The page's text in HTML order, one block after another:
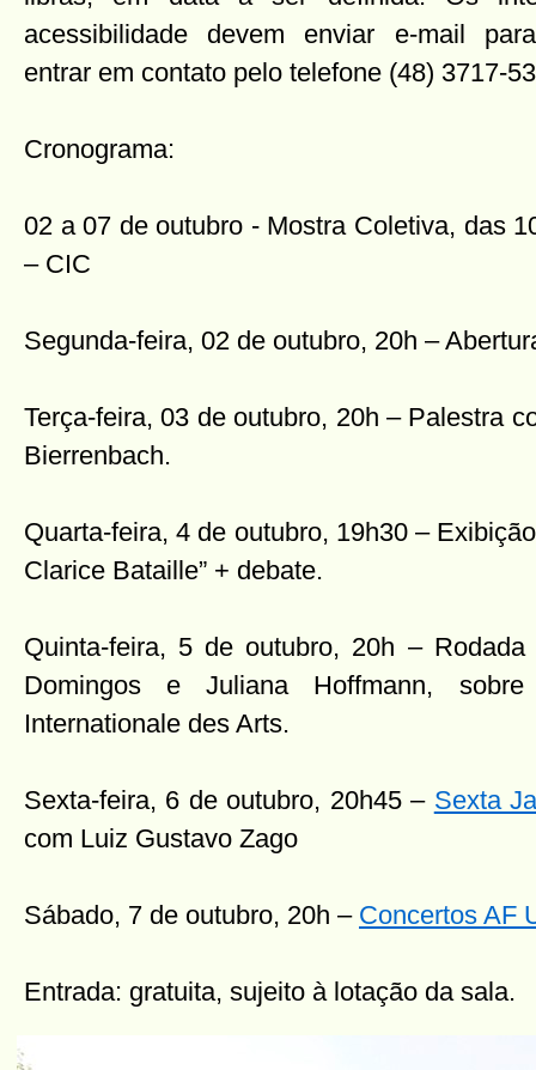
acessibilidade devem enviar e-mail
entrar em contato pelo telefone (48) 3717-
Cronograma:
02 a 07 de outubro - Mostra Coletiva, das
– CIC
Segunda-feira, 02 de outubro, 20h –
Terça-feira, 03 de outubro, 20h – Palestra
Bierrenbach.
Quarta-feira, 4 de outubro, 19h30 –
Clarice Bataille” + debate.
Quinta-feira, 5 de outubro, 20h –
Domingos e Juliana Hoffmann,
Internationale des Arts.
Sexta-feira, 6 de outubro, 20h45 – Sexta
com Luiz Gustavo Zago
Sábado, 7 de outubro, 20h – Concertos AF
Entrada: gratuita, sujeito à lotação da sala.